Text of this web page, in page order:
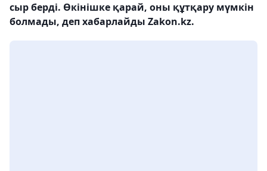
сыр берді. Өкінішке қарай, оны құтқару мүмкін
болмады, деп хабарлайды Zakon.kz.